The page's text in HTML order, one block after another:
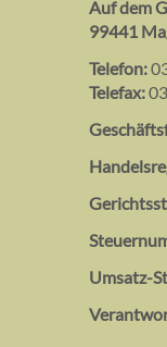
Auf dem
99441
Telefon:
Telefax:
Umsatz-